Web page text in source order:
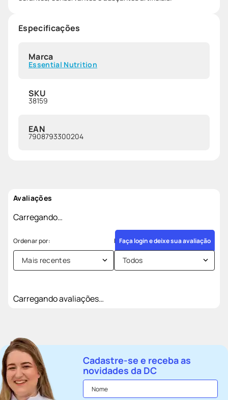
Especificações
Marca
Essential Nutrition
SKU
38159
EAN
7908793300204
Avaliações
Carregando…
Faça login e deixe sua avaliação
Mais recentes Todos
Carregando avaliações…
Cadastre-se e receba as
novidades da DC